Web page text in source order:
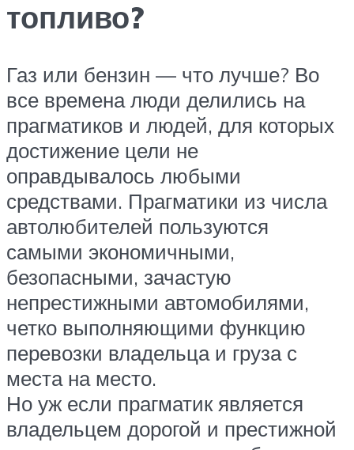
топливо?
Газ или бензин — что лучше? Во
все времена люди делились на
прагматиков и людей, для которых
достижение цели не
оправдывалось любыми
средствами. Прагматики из числа
автолюбителей пользуются
самыми экономичными,
безопасными, зачастую
непрестижными автомобилями,
четко выполняющими функцию
перевозки владельца и груза с
места на место.
Но уж если прагматик является
владельцем дорогой и престижной